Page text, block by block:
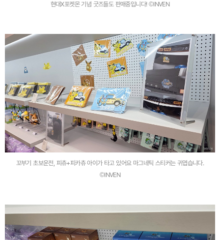
현대X포켓몬 기념 굿즈들도 판매중입니다! ©INVEN
꼬부기 초보운전, 피츄+피카츄 아이가 타고 있어요 마그네틱 스티커는 귀엽습니다.
©INVEN